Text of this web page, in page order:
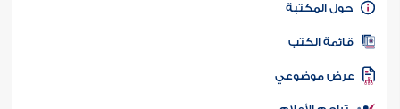
كتاب الأمة
المكتبة
الكتب